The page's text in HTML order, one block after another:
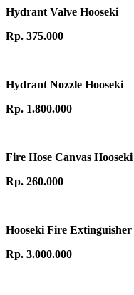
Hydrant Valve Hooseki
Rp. 375.000
Hydrant Nozzle Hooseki
Rp. 1.800.000
Fire Hose Canvas Hooseki
Rp. 260.000
Hooseki Fire
Rp. 3.000.000